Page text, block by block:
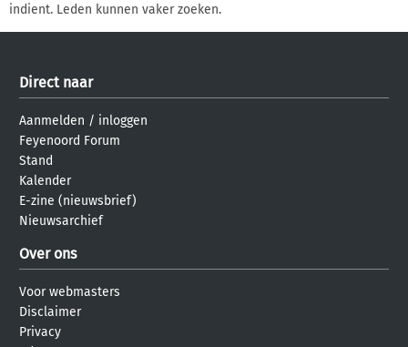
indient. Leden kunnen vaker zoeken.
Direct naar
Aanmelden / inloggen
Feyenoord Forum
Stand
Kalender
E-zine (nieuwsbrief)
Nieuwsarchief
Over ons
Voor webmasters
Disclaimer
Privacy